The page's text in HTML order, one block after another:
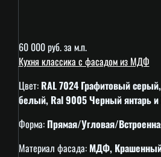
60 000 руб. за м.п.
Кухня классика с фасадом из МДФ
Цвет: RAL 7024 Графитовый
белый, Ral 9005 Черный янтарь и
Форма: Прямая/Угловая/
Материал фасада: МДФ,